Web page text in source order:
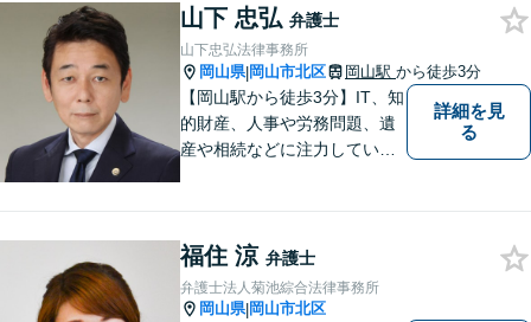
少しでも解決されますよう，
誠心誠意努力いたす所存で
す。皆様方のご来所をお待ち
しております。
山下 忠弘 弁護士
山下忠弘法律事務所
岡山県|岡山市北区 岡山駅 から徒歩3分
【岡山駅から徒歩3分】IT、知
的財産、人事や労務問題、遺
産や相続などに注力していま
相談ください。依頼者さまの
サポートができるよう努めて
まいります。
詳細を見
る
福住 涼 弁護士
弁護士法人菊池綜合法律事務所
岡山県|岡山市北区